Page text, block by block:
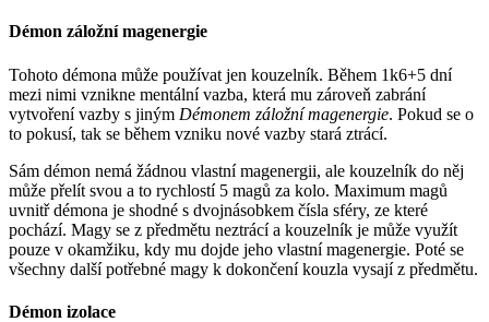
Démon záložní magenergie
Tohoto démona může používat jen kouzelník. Během 1k6+5 dní
mezi nimi vznikne mentální vazba, která mu zároveň zabrání
vytvoření vazby s jiným Démonem záložní magenergie. Pokud se o
to pokusí, tak se během vzniku nové vazby stará ztrácí.
Sám démon nemá žádnou vlastní magenergii, ale kouzelník do něj
může přelít svou a to rychlostí 5 magů za kolo. Maximum magů
uvnitř démona je shodné s dvojnásobkem čísla sféry, ze které
pochází. Magy se z předmětu neztrácí a kouzelník je může využít
pouze v okamžiku, kdy mu dojde jeho vlastní magenergie. Poté se
všechny další potřebné magy k dokončení kouzla vysají z předmětu.
Démon izolace